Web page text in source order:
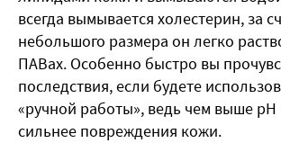
всегда вымывается холестерин, за
небольшого размера он легко
ПАВах. Особенно быстро вы
последствия, если будете
«ручной работы», ведь чем выше
сильнее повреждения кожи.